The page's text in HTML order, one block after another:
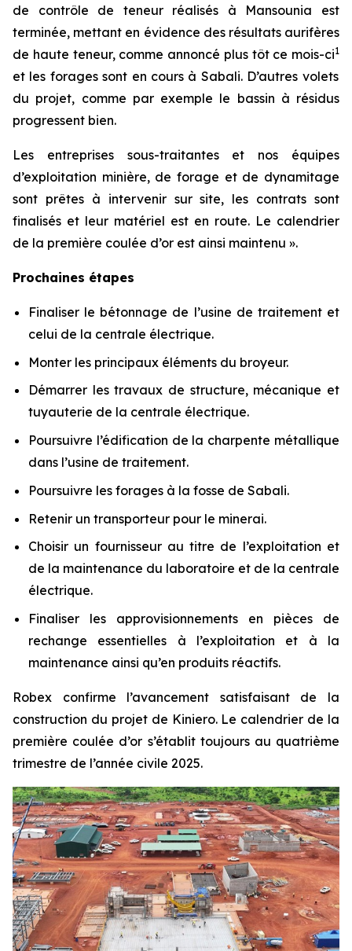
de contrôle de teneur réalisés à Mansounia est
terminée, mettant en évidence des résultats aurifères
de haute teneur, comme annoncé plus tôt ce mois-ci1
et les forages sont en cours à Sabali. D’autres volets
du projet, comme par exemple le bassin à résidus
progressent bien.
Les entreprises sous-traitantes et nos équipes
d’exploitation minière, de forage et de dynamitage
sont prêtes à intervenir sur site, les contrats sont
finalisés et leur matériel est en route. Le calendrier
de la première coulée d’or est ainsi maintenu ».
Prochaines étapes
Finaliser le bétonnage de l’usine de traitement et
celui de la centrale électrique.
Monter les principaux éléments du broyeur.
Démarrer les travaux de structure, mécanique et
tuyauterie de la centrale électrique.
Poursuivre l’édification de la charpente métallique
dans l’usine de traitement.
Poursuivre les forages à la fosse de Sabali.
Retenir un transporteur pour le minerai.
Choisir un fournisseur au titre de l’exploitation et
de la maintenance du laboratoire et de la centrale
électrique.
Finaliser les approvisionnements en pièces de
rechange essentielles à l’exploitation et à la
maintenance ainsi qu’en produits réactifs.
Robex confirme l’avancement satisfaisant de la
construction du projet de Kiniero. Le calendrier de la
première coulée d’or s’établit toujours au quatrième
trimestre de l’année civile 2025.